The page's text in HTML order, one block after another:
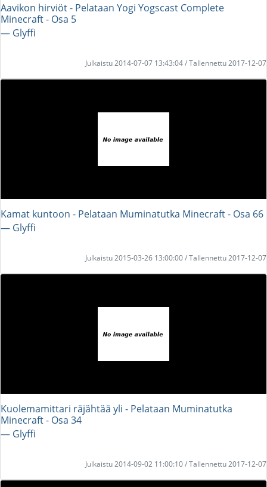
Aavikon hirviöt - Pelataan Yogi Yogscast Complete
Minecraft - Osa 5
― Glyffi
Julkaistu 2014-07-07 13:43:04 / Tallennettu 2017-12-07
Kamat kuntoon - Pelataan Muminatutka Minecraft - Osa 66
― Glyffi
Julkaistu 2015-03-26 13:00:00 / Tallennettu 2017-12-07
Kuolemamittari räjähtää yli - Pelataan Muminatutka
Minecraft - Osa 34
― Glyffi
Julkaistu 2014-09-02 11:00:10 / Tallennettu 2017-12-07